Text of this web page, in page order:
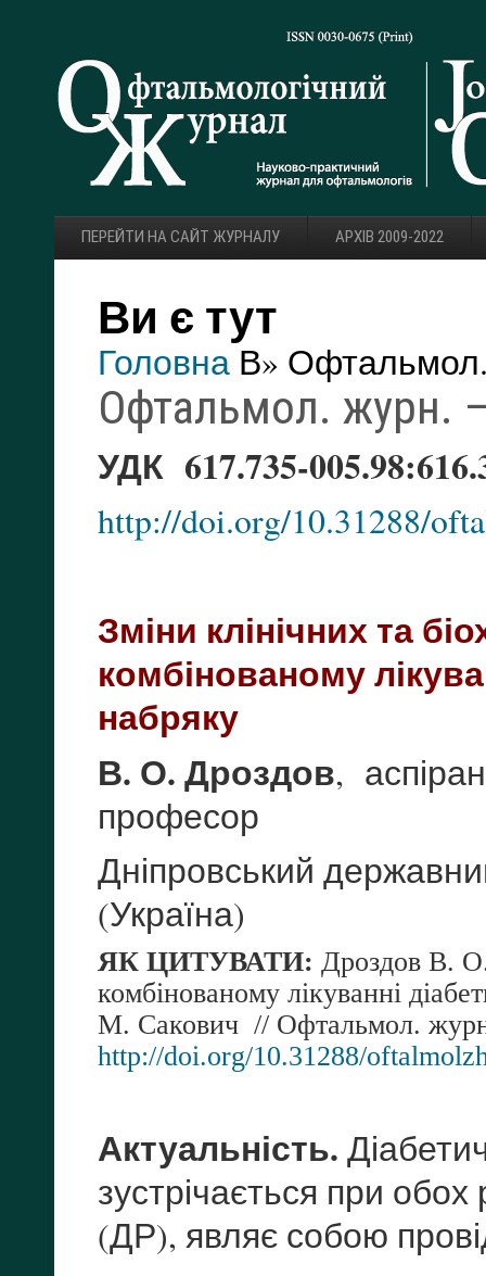
ПЕРЕЙТИ НА САЙТ ЖУРНАЛУ АРХІВ 2009-2022
Ви є тут
Головна В»
Офтальмол. журн.
УДК 617.735-
http://doi.org/10.31288/
Зміни клінічних та
комбінованому
набряку
В. О. Дроздов,
професор
Дніпровський
(Україна)
ЯК ЦИТУВАТИ: Дроздов В.
комбінованому лікуванні
М. Сакович // Офтальмол.
http://doi.org/10.31288/
Актуальність.
зустрічається при обох
(ДР), являє собою